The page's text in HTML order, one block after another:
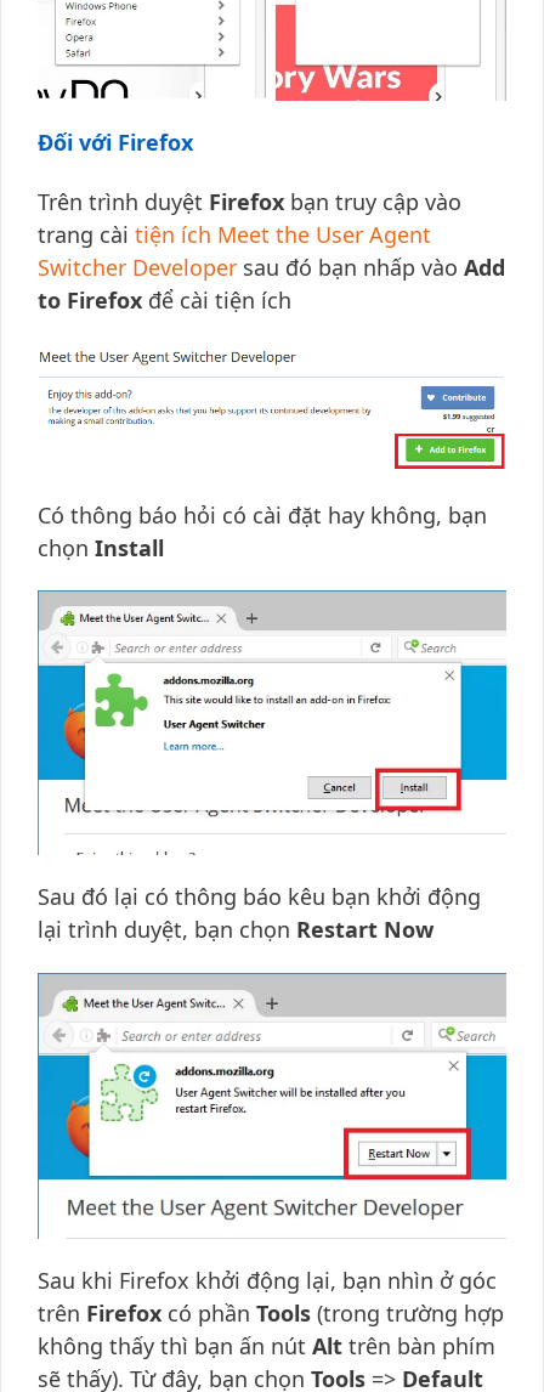
Đối với Firefox
Trên trình duyệt Firefox bạn truy cập vào
trang cài tiện ích Meet the User Agent
Switcher Developer sau đó bạn nhấp vào Add
to Firefox để cài tiện ích
Có thông báo hỏi có cài đặt hay không, bạn
chọn Install
Sau đó lại có thông báo kêu bạn khởi động
lại trình duyệt, bạn chọn Restart Now
Sau khi Firefox khởi động lại, bạn nhìn ở góc
trên Firefox có phần Tools (trong trường hợp
không thấy thì bạn ấn nút Alt trên bàn phím
sẽ thấy). Từ đây, bạn chọn Tools => Default